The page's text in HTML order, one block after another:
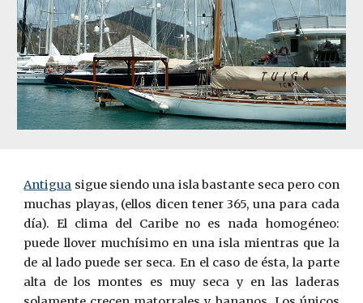
Antigua sigue siendo una isla bastante seca pero con
muchas playas, (ellos dicen tener 365, una para cada
día). El clima del Caribe no es nada homogéneo:
puede llover muchísimo en una isla mientras que la
de al lado puede ser seca. En el caso de ésta, la parte
alta de los montes es muy seca y en las laderas